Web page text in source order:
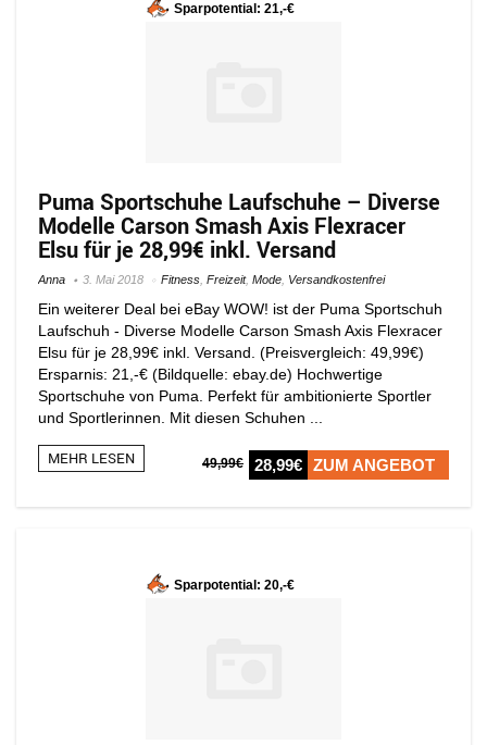
Sparpotential: 21,-€
Puma Sportschuhe Laufschuhe – Diverse
Modelle Carson Smash Axis Flexracer
Elsu für je 28,99€ inkl. Versand
Anna 3. Mai 2018 Fitness Freizeit, Mode Versandkostenfrei
Ein weiterer Deal bei eBay WOW! ist der Puma Sportschuh
Laufschuh - Diverse Modelle Carson Smash Axis Flexracer
Elsu für je 28,99€ inkl. Versand. (Preisvergleich: 49,99€)
Ersparnis: 21,-€ (Bildquelle: ebay.de) Hochwertige
Sportschuhe von Puma. Perfekt für ambitionierte Sportler
und Sportlerinnen. Mit diesen Schuhen ...
MEHR LESEN 49,99€ 28,99€ ZUM ANGEBOT
Sparpotential: 20,-€